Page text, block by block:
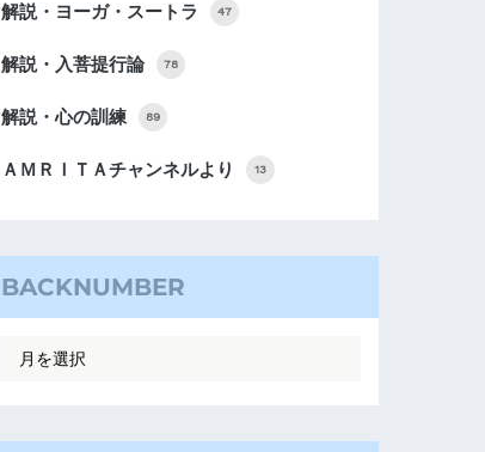
解説・ヨーガ・スートラ 47
解説・入菩提行論 78
解説・心の訓練 89
ＡＭＲＩＴＡチャンネルより 13
BACKNUMBER